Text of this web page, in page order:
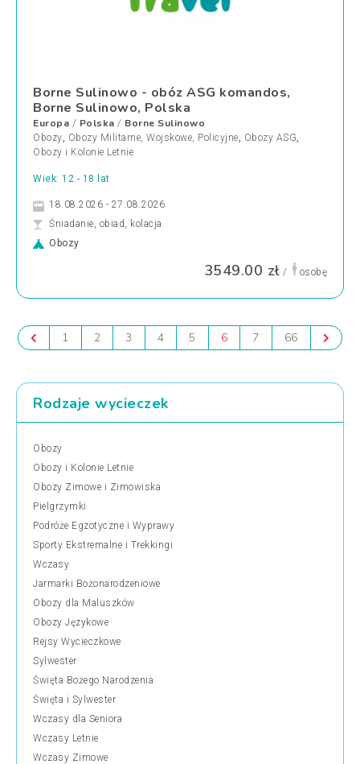
Borne Sulinowo - obóz ASG komandos,
Borne Sulinowo, Polska
Europa / Polska / Borne Sulinowo
Obozy, Obozy Militarne, Wojskowe, Policyjne, Obozy ASG,
Obozy i Kolonie Letnie
Wiek: 12 - 18 lat
18.08.2026 - 27.08.2026
Śniadanie, obiad, kolacja
Obozy
3549.00 zł / osobę
1 2 3 4 5 6 7 66
Rodzaje wycieczek
Obozy
Obozy i Kolonie Letnie
Obozy Zimowe i Zimowiska
Pielgrzymki
Podróże Egzotyczne i Wyprawy
Sporty Ekstremalne i Trekkingi
Wczasy
Jarmarki Bożonarodzeniowe
Obozy dla Maluszków
Obozy Językowe
Rejsy Wycieczkowe
Sylwester
Święta Bożego Narodzenia
Święta i Sylwester
Wczasy dla Seniora
Wczasy Letnie
Wczasy Zimowe